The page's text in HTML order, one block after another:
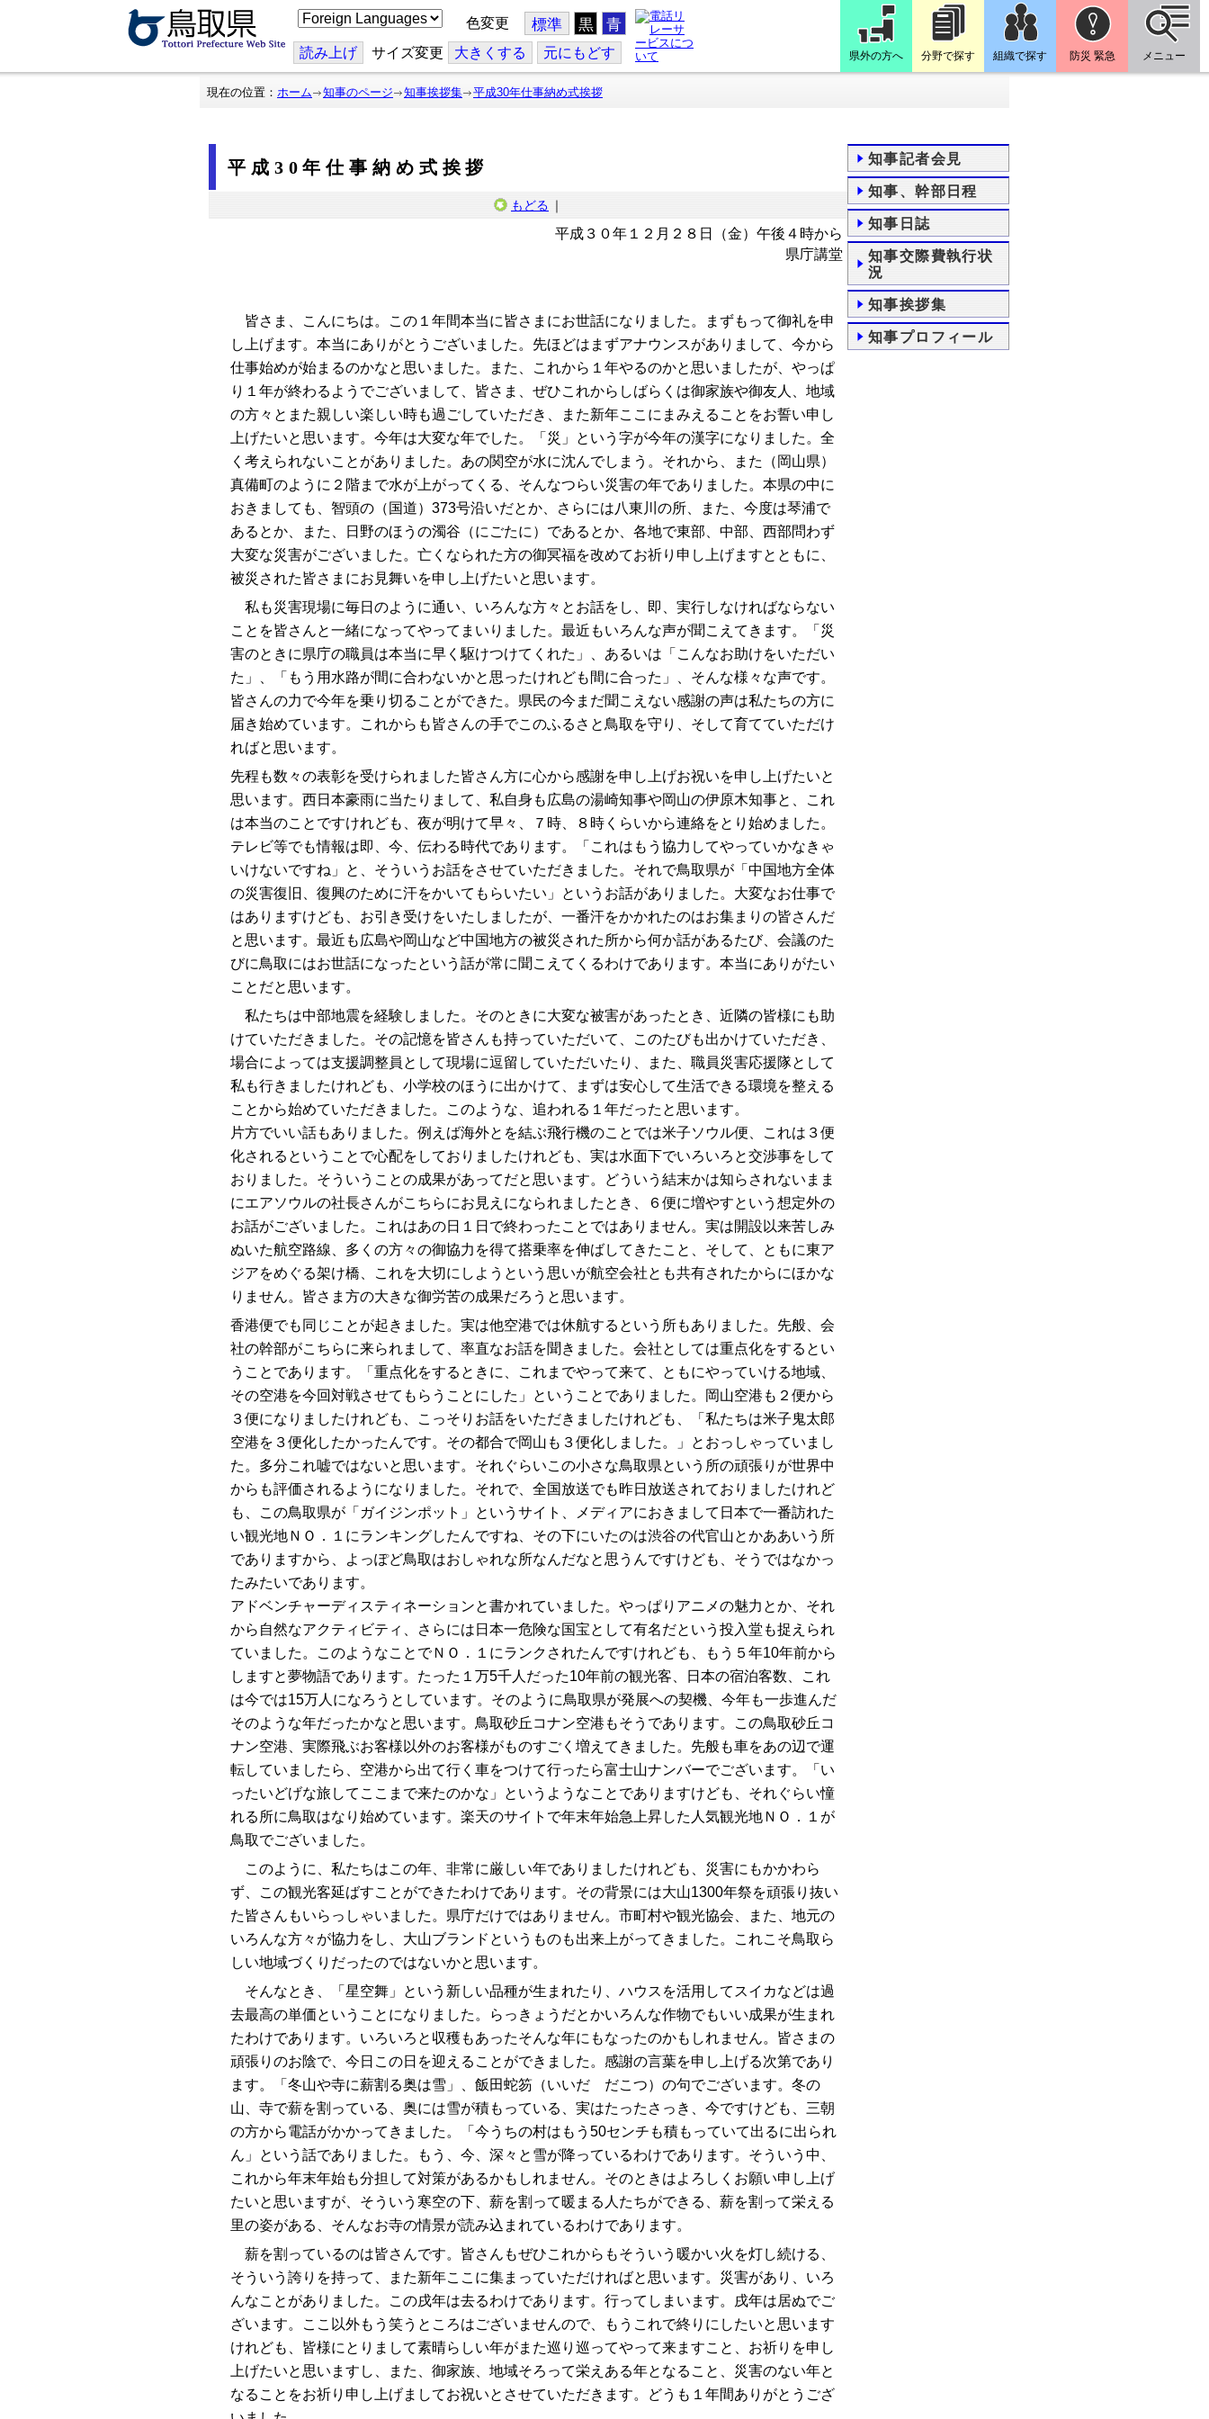
こ
の
ジ
を
翻
色変更 標準 黒 青
読み上げ サイズ変更 大きくする 元にもどす 県外の方へ 分野で探す 組織で探す 防災 緊急 メニュー
現在の位置： ホーム 知事のページ 知事挨拶集 平成30年仕事納め式挨拶
平成30年仕事納め式挨拶
もどる ｜
平成３０年１２月２８日（金）午後４時から
県庁講堂
皆さま、こんにちは。この１年間本当に皆さまにお世話になりました。まずもって御礼を申
し上げます。本当にありがとうございました。先ほどはまずアナウンスがありまして、今から
仕事始めが始まるのかなと思いました。また、これから１年やるのかと思いましたが、やっぱ
り１年が終わるようでございまして、皆さま、ぜひこれからしばらくは御家族や御友人、地域
の方々とまた親しい楽しい時も過ごしていただき、また新年ここにまみえることをお誓い申し
上げたいと思います。今年は大変な年でした。「災」という字が今年の漢字になりました。全
く考えられないことがありました。あの関空が水に沈んでしまう。それから、また（岡山県）
真備町のように２階まで水が上がってくる、そんなつらい災害の年でありました。本県の中に
おきましても、智頭の（国道）373号沿いだとか、さらには八東川の所、また、今度は琴浦で
あるとか、また、日野のほうの濁谷（にごたに）であるとか、各地で東部、中部、西部問わず
大変な災害がございました。亡くなられた方の御冥福を改めてお祈り申し上げますとともに、
被災された皆さまにお見舞いを申し上げたいと思います。
私も災害現場に毎日のように通い、いろんな方々とお話をし、即、実行しなければならない
ことを皆さんと一緒になってやってまいりました。最近もいろんな声が聞こえてきます。「災
害のときに県庁の職員は本当に早く駆けつけてくれた」、あるいは「こんなお助けをいただい
た」、「もう用水路が間に合わないかと思ったけれども間に合った」、そんな様々な声です。
皆さんの力で今年を乗り切ることができた。県民の今まだ聞こえない感謝の声は私たちの方に
届き始めています。これからも皆さんの手でこのふるさと鳥取を守り、そして育てていただけ
ればと思います。
先程も数々の表彰を受けられました皆さん方に心から感謝を申し上げお祝いを申し上げたいと
思います。西日本豪雨に当たりまして、私自身も広島の湯崎知事や岡山の伊原木知事と、これ
は本当のことですけれども、夜が明けて早々、７時、８時くらいから連絡をとり始めました。
テレビ等でも情報は即、今、伝わる時代であります。「これはもう協力してやっていかなきゃ
いけないですね」と、そういうお話をさせていただきました。それで鳥取県が「中国地方全体
の災害復旧、復興のために汗をかいてもらいたい」というお話がありました。大変なお仕事で
はありますけども、お引き受けをいたしましたが、一番汗をかかれたのはお集まりの皆さんだ
と思います。最近も広島や岡山など中国地方の被災された所から何か話があるたび、会議のた
びに鳥取にはお世話になったという話が常に聞こえてくるわけであります。本当にありがたい
ことだと思います。
私たちは中部地震を経験しました。そのときに大変な被害があったとき、近隣の皆様にも助
けていただきました。その記憶を皆さんも持っていただいて、このたびも出かけていただき、
場合によっては支援調整員として現場に逗留していただいたり、また、職員災害応援隊として
私も行きましたけれども、小学校のほうに出かけて、まずは安心して生活できる環境を整える
ことから始めていただきました。このような、追われる１年だったと思います。
片方でいい話もありました。例えば海外とを結ぶ飛行機のことでは米子ソウル便、これは３便
化されるということで心配をしておりましたけれども、実は水面下でいろいろと交渉事をして
おりました。そういうことの成果があってだと思います。どういう結末かは知らされないまま
にエアソウルの社長さんがこちらにお見えになられましたとき、６便に増やすという想定外の
お話がございました。これはあの日１日で終わったことではありません。実は開設以来苦しみ
ぬいた航空路線、多くの方々の御協力を得て搭乗率を伸ばしてきたこと、そして、ともに東ア
ジアをめぐる架け橋、これを大切にしようという思いが航空会社とも共有されたからにほかな
りません。皆さま方の大きな御労苦の成果だろうと思います。
香港便でも同じことが起きました。実は他空港では休航するという所もありました。先般、会
社の幹部がこちらに来られまして、率直なお話を聞きました。会社としては重点化をするとい
うことであります。「重点化をするときに、これまでやって来て、ともにやっていける地域、
その空港を今回対戦させてもらうことにした」ということでありました。岡山空港も２便から
３便になりましたけれども、こっそりお話をいただきましたけれども、「私たちは米子鬼太郎
空港を３便化したかったんです。その都合で岡山も３便化しました。」とおっしゃっていまし
た。多分これ嘘ではないと思います。それぐらいこの小さな鳥取県という所の頑張りが世界中
からも評価されるようになりました。それで、全国放送でも昨日放送されておりましたけれど
も、この鳥取県が「ガイジンポット」というサイト、メディアにおきまして日本で一番訪れた
い観光地ＮＯ．１にランキングしたんですね、その下にいたのは渋谷の代官山とかああいう所
でありますから、よっぽど鳥取はおしゃれな所なんだなと思うんですけども、そうではなかっ
たみたいであります。
アドベンチャーディスティネーションと書かれていました。やっぱりアニメの魅力とか、それ
から自然なアクティビティ、さらには日本一危険な国宝として有名だという投入堂も捉えられ
ていました。このようなことでＮＯ．１にランクされたんですけれども、もう５年10年前から
しますと夢物語であります。たった１万5千人だった10年前の観光客、日本の宿泊客数、これ
は今では15万人になろうとしています。そのように鳥取県が発展への契機、今年も一歩進んだ
そのような年だったかなと思います。鳥取砂丘コナン空港もそうであります。この鳥取砂丘コ
ナン空港、実際飛ぶお客様以外のお客様がものすごく増えてきました。先般も車をあの辺で運
転していましたら、空港から出て行く車をつけて行ったら富士山ナンバーでございます。「い
ったいどげな旅してここまで来たのかな」というようなことでありますけども、それぐらい憧
れる所に鳥取はなり始めています。楽天のサイトで年末年始急上昇した人気観光地ＮＯ．１が
鳥取でございました。
このように、私たちはこの年、非常に厳しい年でありましたけれども、災害にもかかわら
ず、この観光客延ばすことができたわけであります。その背景には大山1300年祭を頑張り抜い
た皆さんもいらっしゃいました。県庁だけではありません。市町村や観光協会、また、地元の
いろんな方々が協力をし、大山ブランドというものも出来上がってきました。これこそ鳥取ら
しい地域づくりだったのではないかと思います。
そんなとき、「星空舞」という新しい品種が生まれたり、ハウスを活用してスイカなどは過
去最高の単価ということになりました。らっきょうだとかいろんな作物でもいい成果が生まれ
たわけであります。いろいろと収穫もあったそんな年にもなったのかもしれません。皆さまの
頑張りのお陰で、今日この日を迎えることができました。感謝の言葉を申し上げる次第であり
ます。「冬山や寺に薪割る奥は雪」、飯田蛇笏（いいだ だこつ）の句でございます。冬の
山、寺で薪を割っている、奥には雪が積もっている、実はたったさっき、今ですけども、三朝
の方から電話がかかってきました。「今うちの村はもう50センチも積もっていて出るに出られ
ん」という話でありました。もう、今、深々と雪が降っているわけであります。そういう中、
これから年末年始も分担して対策があるかもしれません。そのときはよろしくお願い申し上げ
たいと思いますが、そういう寒空の下、薪を割って暖まる人たちができる、薪を割って栄える
里の姿がある、そんなお寺の情景が読み込まれているわけであります。
薪を割っているのは皆さんです。皆さんもぜひこれからもそういう暖かい火を灯し続ける、
そういう誇りを持って、また新年ここに集まっていただければと思います。災害があり、いろ
んなことがありました。この戌年は去るわけであります。行ってしまいます。戌年は居ぬでご
ざいます。ここ以外もう笑うところはございませんので、もうこれで終りにしたいと思います
けれども、皆様にとりまして素晴らしい年がまた巡り巡ってやって来ますこと、お祈りを申し
上げたいと思いますし、また、御家族、地域そろって栄えある年となること、災害のない年と
なることをお祈り申し上げましてお祝いとさせていただきます。どうも１年間ありがとうござ
知事記者会見
知事、幹部日程
知事日誌
知事交際費執行状
況
知事挨拶集
知事プロフィール